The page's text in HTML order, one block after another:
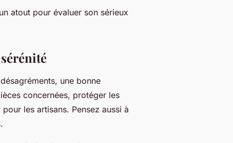
atout pour évaluer son sérieux
une bonne
concernées, protéger les
les artisans. Pensez aussi à